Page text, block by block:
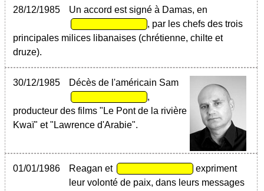
28/12/1985
Un accord est signé à Damas, en
, par les chefs des trois
principales milices libanaises (chrétienne, chilte et
druze).
30/12/1985
Décès de l'américain Sam
,
producteur des films "Le Pont de la rivière
Kwaï" et "Lawrence d'Arabie".
01/01/1986 Reagan et
expriment
leur volonté de paix, dans leurs messages